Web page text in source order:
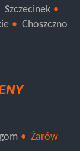
Białogard
Szczecinek